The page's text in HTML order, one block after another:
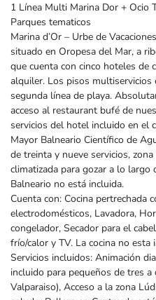
1 Línea Multi Marina Dor + Ocio
Parques tematicos
Marina d’Or – Urbe de
situado en Oropesa del Mar, a
que cuenta con cinco hoteles de
alquiler. Los pisos multiservicios
segunda línea de playa.
acceso al restaurant bufé de
servicios del hotel incluido en el
Mayor Balneario Científico de
de treinta y nueve servicios,
climatizada para gozar a lo
Balneario no está incluida.
Cuenta con: Cocina pertrechada
electrodomésticos, Lavadora,
congelador, Secador para el
frío/calor y TV. La cocina no esta
Servicios incluidos: Animación
incluido para pequeños de tres
Valparaiso), Acceso a la zona